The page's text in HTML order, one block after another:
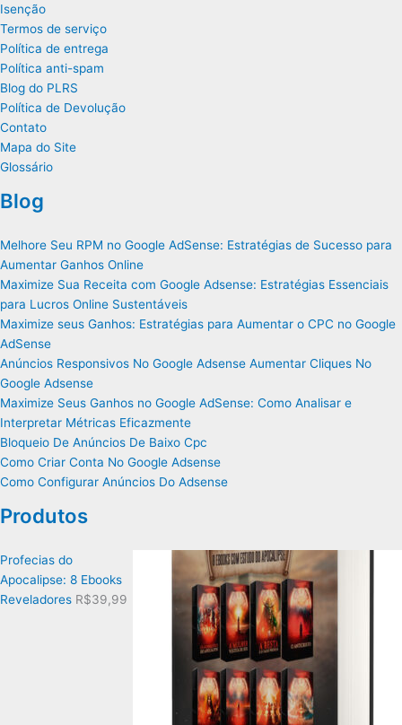
Isenção
Termos de serviço
Política de entrega
Política anti-spam
Blog do PLRS
Política de Devolução
Contato
Mapa do Site
Glossário
Blog
Melhore Seu RPM no Google AdSense: Estratégias de Sucesso para
Aumentar Ganhos Online
Maximize Sua Receita com Google Adsense: Estratégias Essenciais
para Lucros Online Sustentáveis
Maximize seus Ganhos: Estratégias para Aumentar o CPC no Google
AdSense
Anúncios Responsivos No Google Adsense Aumentar Cliques No
Google Adsense
Maximize Seus Ganhos no Google AdSense: Como Analisar e
Interpretar Métricas Eficazmente
Bloqueio De Anúncios De Baixo Cpc
Como Criar Conta No Google Adsense
Como Configurar Anúncios Do Adsense
Produtos
Profecias do
Apocalipse: 8 Ebooks
Reveladores R$39,99